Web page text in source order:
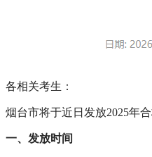
各相关考生：
烟台市将于近日发放2025年
一、发放时间